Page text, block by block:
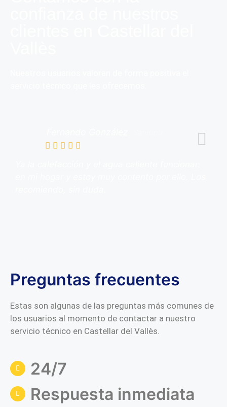
Preguntas frecuentes
Estas son algunas de las preguntas más comunes de
los usuarios al momento de contactar a nuestro
servicio técnico en Castellar del Vallès.
24/7
Respuesta inmediata